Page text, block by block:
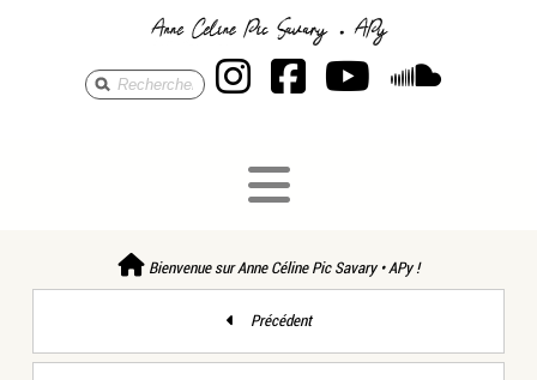
Anne Céline Pic
Anne Céline
AnneAnne
Bienvenue sur Anne Céline Pic Savary • APy !
Précédent